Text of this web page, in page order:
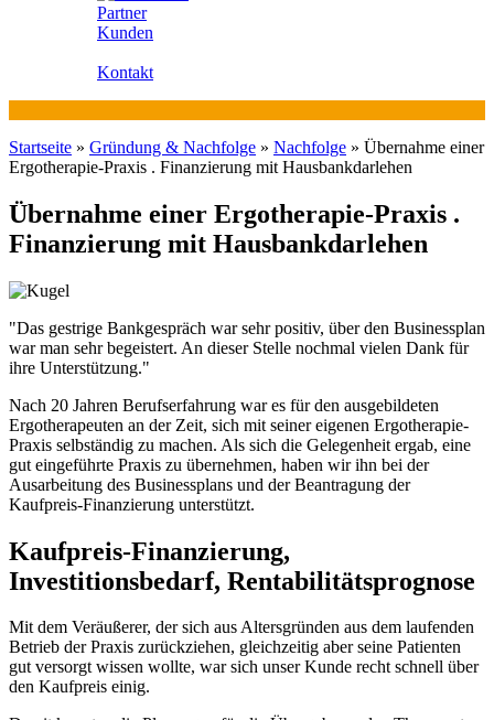
Kunden
Kontakt
Startseite » Gründung & Nachfolge » Nachfolge » Übernahme einer
Ergotherapie-Praxis . Finanzierung mit Hausbankdarlehen
Übernahme einer Ergotherapie-Praxis .
Finanzierung mit Hausbankdarlehen
"Das gestrige Bankgespräch war sehr positiv, über den Businessplan
war man sehr begeistert. An dieser Stelle nochmal vielen Dank für
ihre Unterstützung."
Nach 20 Jahren Berufserfahrung war es für den ausgebildeten
Ergotherapeuten an der Zeit, sich mit seiner eigenen Ergotherapie-
Praxis selbständig zu machen. Als sich die Gelegenheit ergab, eine
gut eingeführte Praxis zu übernehmen, haben wir ihn bei der
Ausarbeitung des Businessplans und der Beantragung der
Kaufpreis-Finanzierung unterstützt.
Kaufpreis-Finanzierung,
Investitionsbedarf, Rentabilitätsprognose
Mit dem Veräußerer, der sich aus Altersgründen aus dem laufenden
Betrieb der Praxis zurückziehen, gleichzeitig aber seine Patienten
gut versorgt wissen wollte, war sich unser Kunde recht schnell über
den Kaufpreis einig.